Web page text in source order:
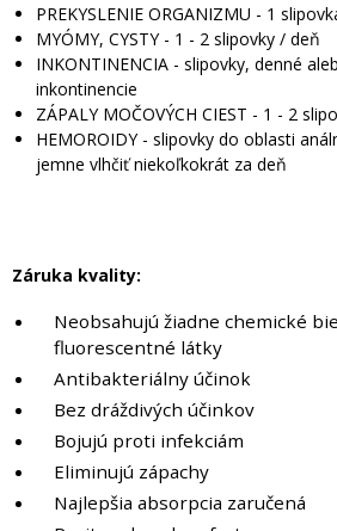
PREKYSLENIE ORGANIZMU - 1
MYÓMY, CYSTY - 1 - 2 slipovky / deň
INKONTINENCIA - slipovky, denné
inkontinencie
ZÁPALY MOČOVÝCH CIEST - 1 - 2
HEMOROIDY - slipovky do oblasti
jemne vlhčiť niekoľkokrát za deň
Záruka kvality:
Neobsahujú žiadne chemické
fluorescentné látky
Antibakteriálny účinok
Bez dráždivých účinkov
Bojujú proti infekciám
Eliminujú zápachy
Najlepšia absorpcia zaručená